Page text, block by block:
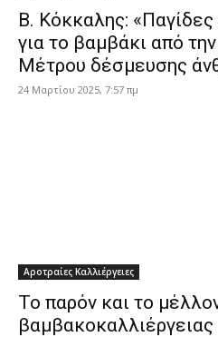
B. Κόκκαλης:
για το βαμβάκι από
Μέτρου δέσμευσης
24 Μαρτίου 2025, 7:57 πμ
Αροτραίες Καλλιέργειες
Το παρόν και το
βαμβακοκαλλιέργειας